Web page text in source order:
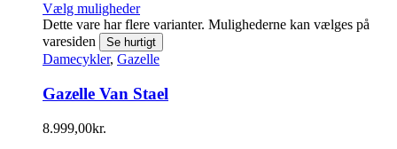
Vælg muligheder
Dette vare har flere varianter. Mulighederne kan vælges på
varesiden
Se hurtigt
Damecykler, Gazelle
Gazelle Van Stael
8.999,00kr.